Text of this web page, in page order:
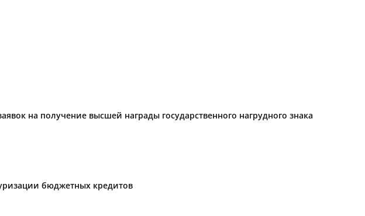
на получение высшей награды государственного нагрудного знака
бюджетных кредитов